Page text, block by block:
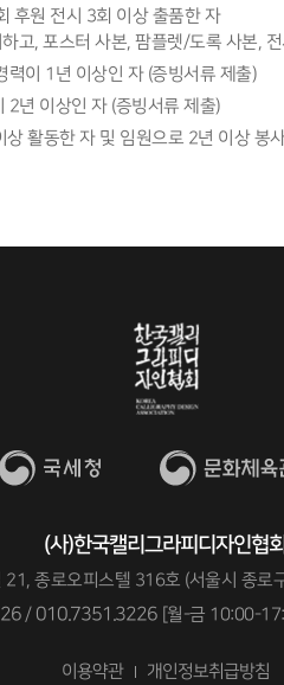
후원 전시 3회 이상 출품한 자
고, 포스터 사본, 팜플렛/도록 사본,
이 1년 이상인 자 (증빙서류 제출)
2년 이상인 자 (증빙서류 제출)
활동한 자 및 임원으로 2년 이상 봉
(사)한국캘리그라피디자인협회
21, 종로오피스텔 316호 (서울시 종
/ 010.7351.3226 [월-금 10:00-
이용약관 개인정보취급방침